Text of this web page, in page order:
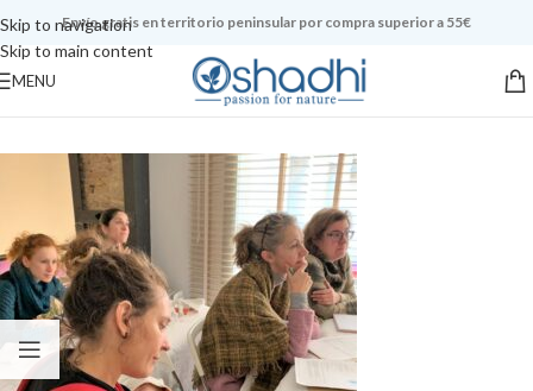
Skip to navigation
Skip to main content
Envío gratis en territorio peninsular por compra superior a 55€
MENU